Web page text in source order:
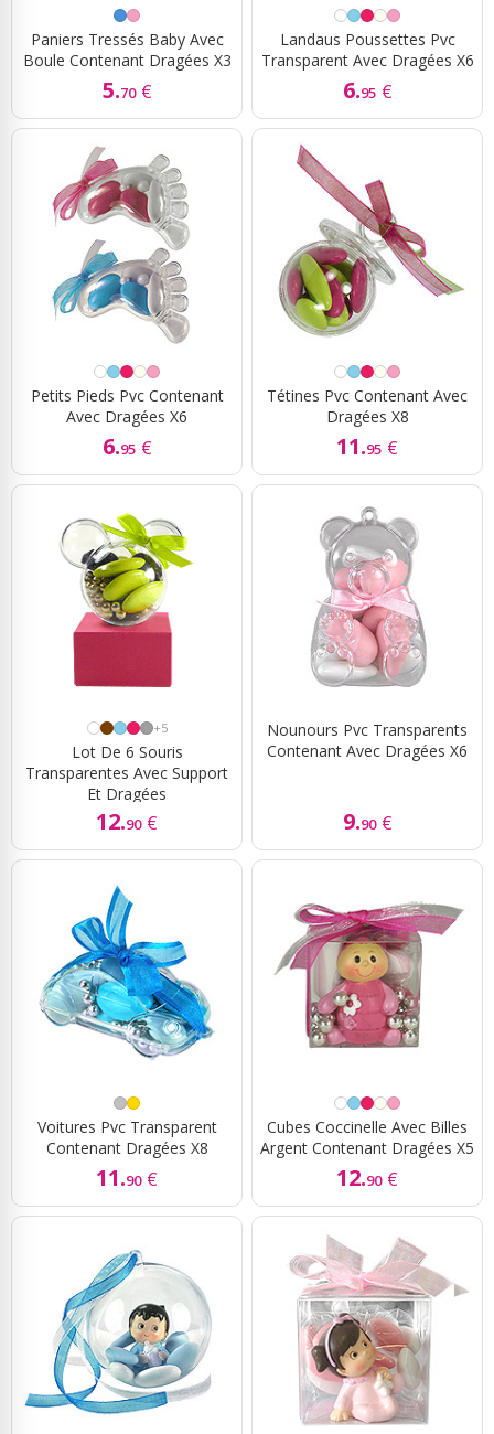
Paniers Tressés Baby Avec
Boule Contenant Dragées X3
5.70 €
Landaus Poussettes Pvc
Transparent Avec Dragées X6
6.95 €
Petits Pieds Pvc Contenant
Avec Dragées X6
6.95 €
Tétines Pvc Contenant Avec
Dragées X8
11.95 €
+5
Lot De 6 Souris
Transparentes Avec Support
Et Dragées
12.90 €
Nounours Pvc Transparents
Contenant Avec Dragées X6
9.90 €
Voitures Pvc Transparent
Contenant Dragées X8
11.90 €
Cubes Coccinelle Avec Billes
Argent Contenant Dragées X5
12.90 €